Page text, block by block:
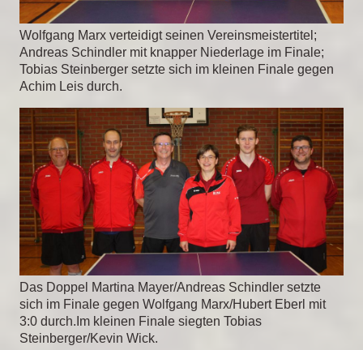
Wolfgang Marx verteidigt seinen Vereinsmeistertitel;
Andreas Schindler mit knapper Niederlage im Finale;
Tobias Steinberger setzte sich im kleinen Finale gegen
Achim Leis durch.
Das Doppel Martina Mayer/Andreas Schindler setzte
sich im Finale gegen Wolfgang Marx/Hubert Eberl mit
3:0 durch.Im kleinen Finale siegten Tobias
Steinberger/Kevin Wick.